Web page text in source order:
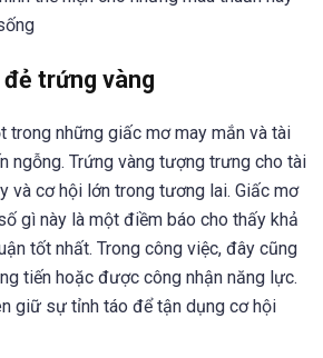
trứng vàng
những giấc mơ may mắn và tài
ngỗng. Trứng vàng tượng trưng cho tài
và cơ hội lớn trong tương lai. Giấc mơ
gì này là một điềm báo cho thấy khả
tốt nhất. Trong công việc, đây cũng
tiến hoặc được công nhận năng lực.
giữ sự tỉnh táo để tận dụng cơ hội